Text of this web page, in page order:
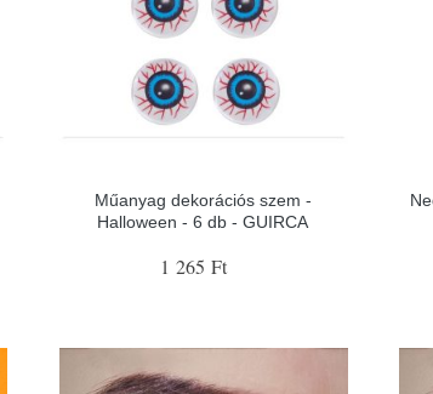
Műanyag dekorációs szem -
Halloween - 6 db - GUIRCA
1 265 Ft